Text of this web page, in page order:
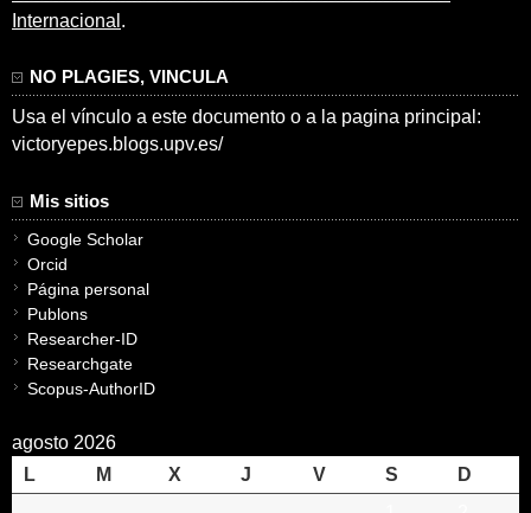
Internacional .
NO PLAGIES, VINCULA
Usa el vínculo a este documento o a la pagina principal:
victoryepes.blogs.upv.es/
Mis sitios
Google Scholar
Orcid
Página personal
Publons
Researcher-ID
Researchgate
Scopus-AuthorID
agosto 2026
L
M X J V S
D